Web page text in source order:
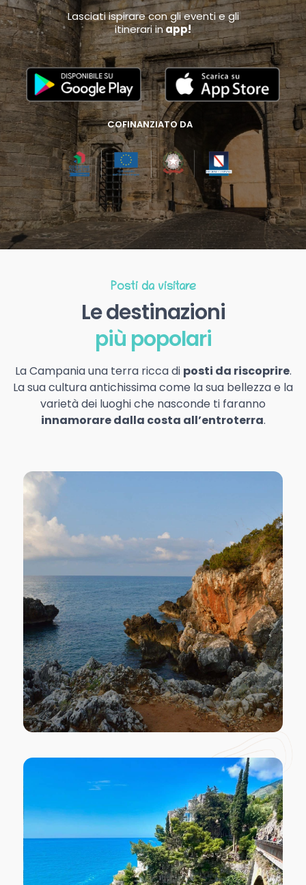
Lasciati ispirare con gli eventi e gli
itinerari inapp!
COFINANZIATO DA
Posti da visitare
Le destinazioni
più popolari
La Campania una terra ricca di posti da riscoprire.
La sua cultura antichissima come la sua bellezza e la
varietà dei luoghi che nasconde ti faranno
innamorare dalla costa all’entroterra.